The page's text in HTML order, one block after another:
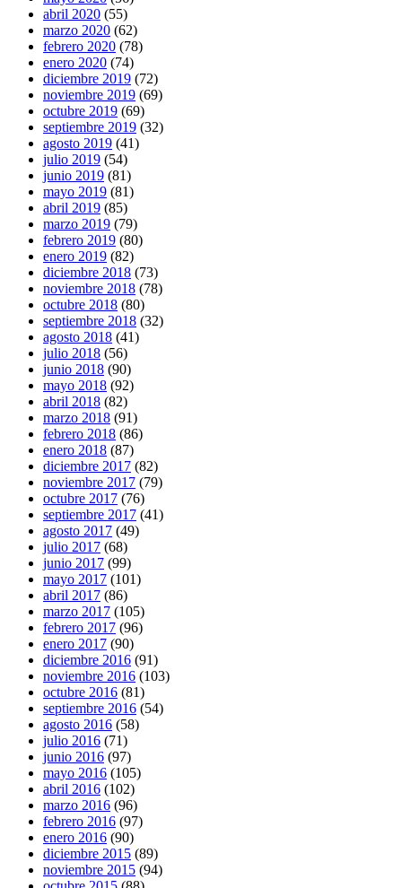
abril 2020 (55)
marzo 2020 (62)
febrero 2020 (78)
enero 2020 (74)
diciembre 2019 (72)
noviembre 2019 (69)
octubre 2019 (69)
septiembre 2019 (32)
agosto 2019 (41)
julio 2019 (54)
junio 2019 (81)
mayo 2019 (81)
abril 2019 (85)
marzo 2019 (79)
febrero 2019 (80)
enero 2019 (82)
diciembre 2018 (73)
noviembre 2018 (78)
octubre 2018 (80)
septiembre 2018 (32)
agosto 2018 (41)
julio 2018 (56)
junio 2018 (90)
mayo 2018 (92)
abril 2018 (82)
marzo 2018 (91)
febrero 2018 (86)
enero 2018 (87)
diciembre 2017 (82)
noviembre 2017 (79)
octubre 2017 (76)
septiembre 2017 (41)
agosto 2017 (49)
julio 2017 (68)
junio 2017 (99)
mayo 2017 (101)
abril 2017 (86)
marzo 2017 (105)
febrero 2017 (96)
enero 2017 (90)
diciembre 2016 (91)
noviembre 2016 (103)
octubre 2016 (81)
septiembre 2016 (54)
agosto 2016 (58)
julio 2016 (71)
junio 2016 (97)
mayo 2016 (105)
abril 2016 (102)
marzo 2016 (96)
febrero 2016 (97)
enero 2016 (90)
diciembre 2015 (89)
noviembre 2015 (94)